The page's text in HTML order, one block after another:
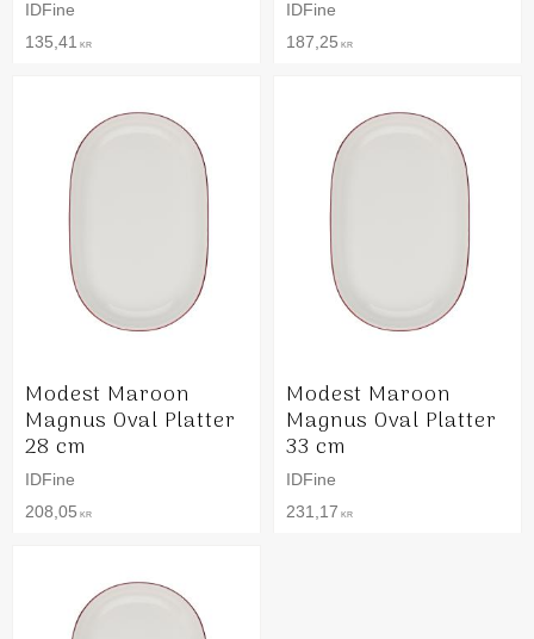
IDFine
135,41
KR
IDFine
187,25 KR
Modest Maroon
Magnus Oval Platter
28 cm
IDFine
208,05 KR
Modest Maroon
Magnus Oval Platter
33 cm
IDFine
231,17 KR